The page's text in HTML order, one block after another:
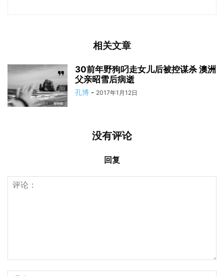
相关文章
30前年野狗叼走女儿后被控谋杀 澳洲
父亲昭雪后病逝
孔博 - 2017年1月12日
没有评论
回复